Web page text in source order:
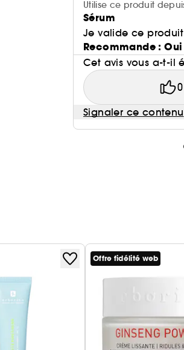
Utilise ce produit
Sérum
Je valide ce
Recommande : Oui
Cet avis vous a-t-il
0
Signaler ce contenu
Offre fidélité web